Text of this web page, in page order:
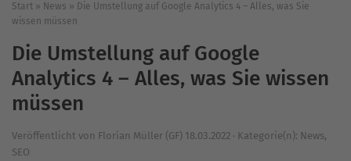
Start » News » Die Umstellung auf Google Analytics 4 – Alles, was Sie
wissen müssen
Die Umstellung auf Google
Analytics 4 – Alles, was Sie wissen
müssen
Veröffentlicht von Florian Müller (GF) 18.03.2022 · Kategorie(n): News,
SEO